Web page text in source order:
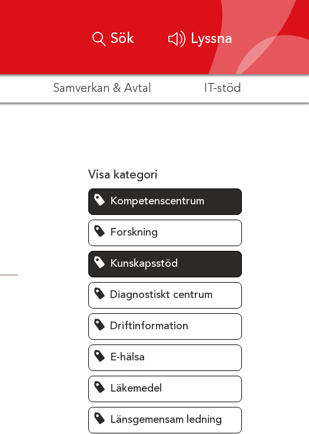
Sök Lyssna
Samverkan & Avtal IT-stöd
Visa kategori
Kompetenscentrum
Forskning
Kunskapsstöd
Diagnostiskt centrum
Driftinformation
E-hälsa
Läkemedel
Länsgemensam ledning